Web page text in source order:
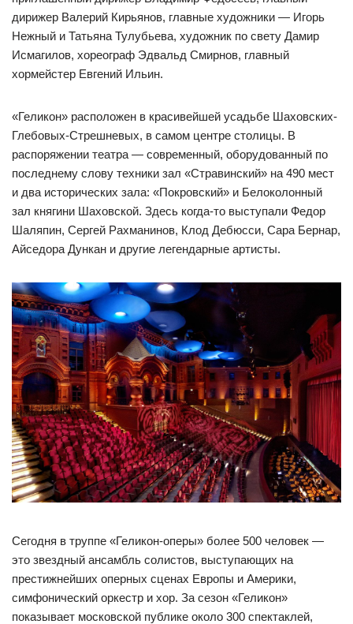
дирижер Валерий Кирьянов, главные художники — Игорь
Нежный и Татьяна Тулубьева, художник по свету Дамир
Исмагилов, хореограф Эдвальд Смирнов, главный
хормейстер Евгений Ильин.
«Геликон» расположен в красивейшей усадьбе Шаховских-
Глебовых-Стрешневых, в самом центре столицы. В
распоряжении театра — современный, оборудованный по
последнему слову техники зал «Стравинский» на 490 мест
и два исторических зала: «Покровский» и Белоколонный
зал княгини Шаховской. Здесь когда-то выступали Федор
Шаляпин, Сергей Рахманинов, Клод Дебюсси, Сара Бернар,
Айседора Дункан и другие легендарные артисты.
Сегодня в труппе «Геликон-оперы» более 500 человек —
это звездный ансамбль солистов, выступающих на
престижнейших оперных сценах Европы и Америки,
симфонический оркестр и хор. За сезон «Геликон»
показывает московской публике около 300 спектаклей,